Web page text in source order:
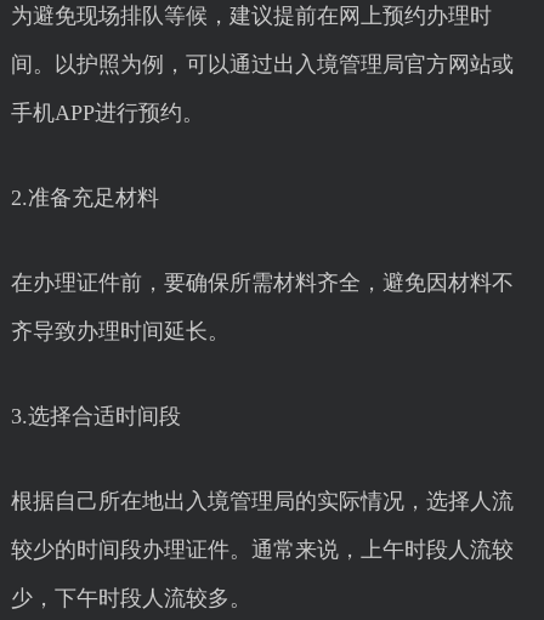
为避免现场排队等候，建议提前在网上预约办理时
间。以护照为例，可以通过出入境管理局官方网站或
手机APP进行预约。
2.准备充足材料
在办理证件前，要确保所需材料齐全，避免因材料不
齐导致办理时间延长。
3.选择合适时间段
根据自己所在地出入境管理局的实际情况，选择人流
较少的时间段办理证件。通常来说，上午时段人流较
少，下午时段人流较多。